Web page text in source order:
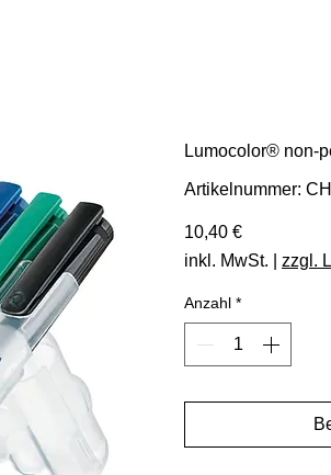
Lumocolor® non-
Artikelnummer:
10,40 €Preis
inkl. MwSt.
zzgl.
Anzahl *